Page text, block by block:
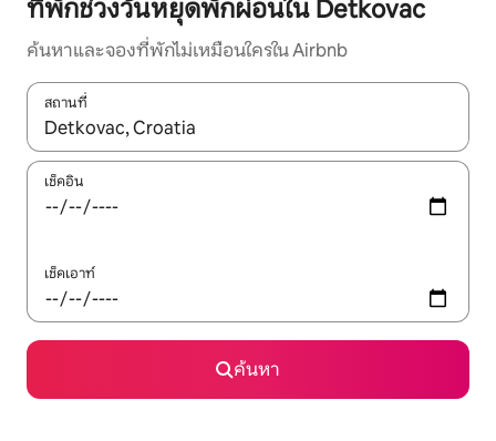
ที่พักช่วงวันหยุดพักผ่อนใน Detkovac
ค้นหาและจองที่พักไม่เหมือนใครใน Airbnb
สถานที่
ใช้ลูกศรขึ้นลง หรือใช้การสัมผัสหรือปัด เพื่อสำรวจผลการค้นหา
เช็คอิน
เช็คเอาท์
ค้นหา